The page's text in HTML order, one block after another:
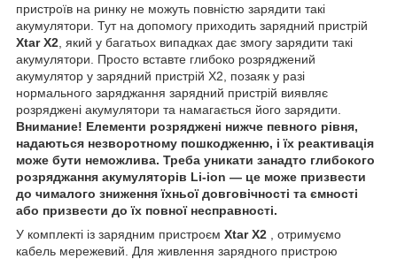
пристроїв на ринку не можуть повністю зарядити такі
акумулятори. Тут на допомогу приходить зарядний пристрій
Xtar X2 , який у багатьох випадках дає змогу зарядити такі
акумулятори. Просто вставте глибоко розряджений
акумулятор у зарядний пристрій Х2, позаяк у разі
нормального заряджання зарядний пристрій виявляє
розряджені акумулятори та намагається його зарядити.
Внимание! Елементи розряджені нижче певного рівня,
надаються незворотному пошкодженню, і їх реактивація
може бути неможлива. Треба уникати занадто глибокого
розряджання акумуляторів Li-ion — це може призвести
до чималого зниження їхньої довговічності та ємності
або призвести до їх повної несправності.
У комплекті із зарядним пристроєм Xtar X2 , отримуємо
кабель мережевий. Для живлення зарядного пристрою